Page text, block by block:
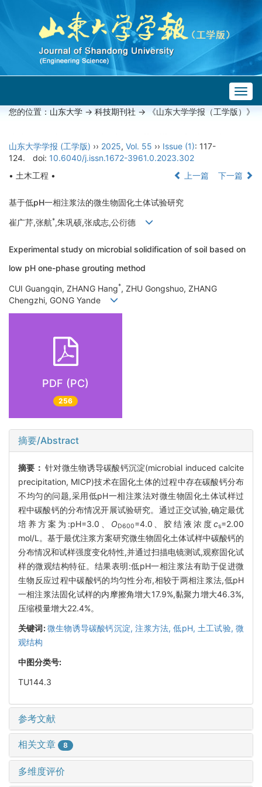
您的位置： 山东大学 -> 科技期刊社 -> 《山东大学学报（工学版）》
山东大学学报 (工学版) ›› 2025, Vol. 55 ›› Issue (1): 117-
124.
doi: 10.6040/j.issn.1672-3961.0.2023.302
• 土木工程 •
上一篇 下一篇
基于低pH一相注浆法的微生物固化土体试验研究
崔广芹,张航*,朱巩硕,张成志,公衍德
Experimental study on microbial solidification of soil based on
low pH one-phase grouting method
CUI Guangqin, ZHANG Hang*, ZHU Gongshuo, ZHANG
Chengzhi, GONG Yande
PDF (PC)
256
摘要/Abstract
摘要：针对微生物诱导碳酸钙沉淀(microbial induced calcite
precipitation, MICP)技术在固化土体的过程中存在碳酸钙分布
不均匀的问题,采用低pH一相注浆法对微生物固化土体试样过
程中碳酸钙的分布情况开展试验研究。通过正交试验,确定最优
培养方案为:pH=3.0、 OD600=4.0、胶结液浓度cs=2.00
mol/L。基于最优注浆方案研究微生物固化土体试样中碳酸钙的
分布情况和试样强度变化特性,并通过扫描电镜测试,观察固化试
样的微观结构特征。结果表明:低pH一相注浆法有助于促进微
生物反应过程中碳酸钙的均匀性分布,相较于两相注浆法,低pH
一相注浆法固化试样的内摩擦角增大17.9%,黏聚力增大46.3%,
压缩模量增大22.4%。
关键词:微生物诱导碳酸钙沉淀,注浆方法,低pH, 土工试验,微
观结构
中图分类号:
TU144.3
参考文献
相关文章 8
多维度评价